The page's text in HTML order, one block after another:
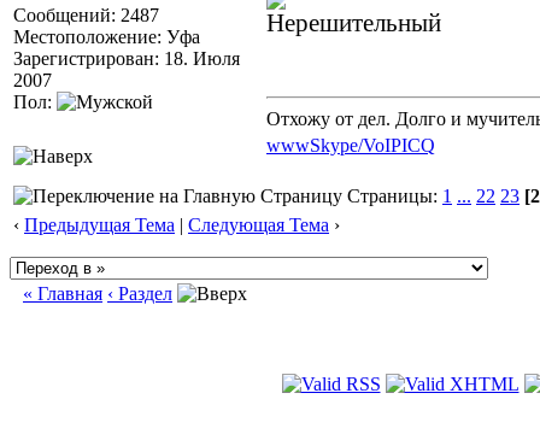
Сообщений: 2487
Местоположение: Уфа
Зарегистрирован: 18. Июля
2007
Пол:
Отхожу от дел. Долго и
wwwSkype/VoIPICQ
Страницы: 1 ... 22 23
‹ Предыдущая Тема | Следующая Тема ›
« Главная ‹ Раздел